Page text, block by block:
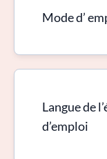
Mode d’
Langue de
d’emploi